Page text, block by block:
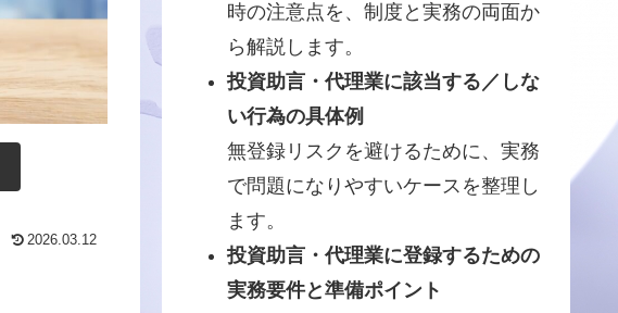
2026.03.12
時の注意点を、制度と実務の両面か
ら解説します。
投資助言・代理業に該当する／しな
い行為の具体例
無登録リスクを避けるために、実務
で問題になりやすいケースを整理し
ます。
投資助言・代理業に登録するための
実務要件と準備ポイント